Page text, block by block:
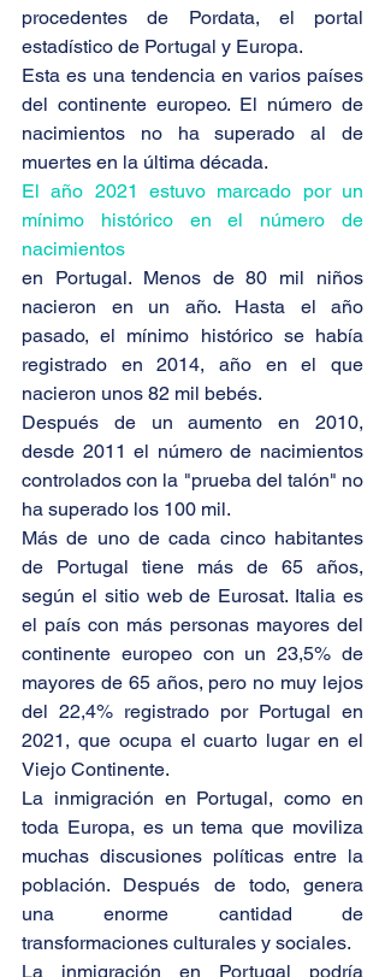
procedentes de Pordata, el portal
estadístico de Portugal y Europa.
Esta es una tendencia en varios países
del continente europeo. El número de
nacimientos no ha superado al de
muertes en la última década.
El año 2021 estuvo marcado por un
mínimo histórico en el número de
nacimientos
en Portugal. Menos de 80 mil niños
nacieron en un año. Hasta el año
pasado, el mínimo histórico se había
registrado en 2014, año en el que
nacieron unos 82 mil bebés.
Después de un aumento en 2010,
desde 2011 el número de nacimientos
controlados con la "prueba del talón" no
ha superado los 100 mil.
Más de uno de cada cinco habitantes
de Portugal tiene más de 65 años,
según el sitio web de Eurosat. Italia es
el país con más personas mayores del
continente europeo con un 23,5% de
mayores de 65 años, pero no muy lejos
del 22,4% registrado por Portugal en
2021, que ocupa el cuarto lugar en el
Viejo Continente.
La inmigración en Portugal, como en
toda Europa, es un tema que moviliza
muchas discusiones políticas entre la
población. Después de todo, genera
una enorme cantidad de
transformaciones culturales y sociales.
La inmigración en Portugal podría